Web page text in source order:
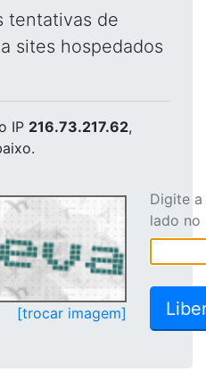
tentativas de
sites hospedados
IP 216.73.217.62,
[trocar imagem]
Digite
lado no